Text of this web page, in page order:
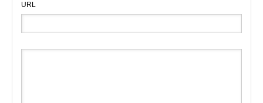
URL